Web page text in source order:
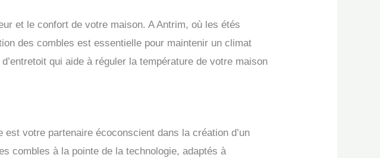
et le confort de votre maison. A Antrim, où les étés
des combles est essentielle pour maintenir un climat
qui aide à réguler la température de votre maison
votre partenaire écoconscient dans la création d’un
combles à la pointe de la technologie, adaptés à